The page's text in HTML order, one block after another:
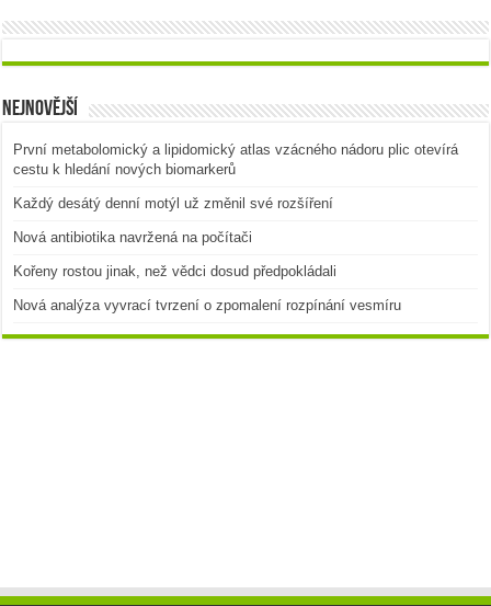
Nejnovější
První metabolomický a lipidomický atlas vzácného nádoru plic otevírá
cestu k hledání nových biomarkerů
Každý desátý denní motýl už změnil své rozšíření
Nová antibiotika navržená na počítači
Kořeny rostou jinak, než vědci dosud předpokládali
Nová analýza vyvrací tvrzení o zpomalení rozpínání vesmíru